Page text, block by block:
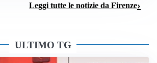
Leggi tutte le notizie da Firenze
ULTIMO TG